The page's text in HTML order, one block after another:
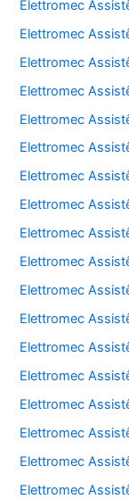
Elettromec
Elettromec
Elettromec
Elettromec
Elettromec
Elettromec
Elettromec
Elettromec
Elettromec
Elettromec
Elettromec
Elettromec
Elettromec
Elettromec
Elettromec
Elettromec
Elettromec
Elettromec